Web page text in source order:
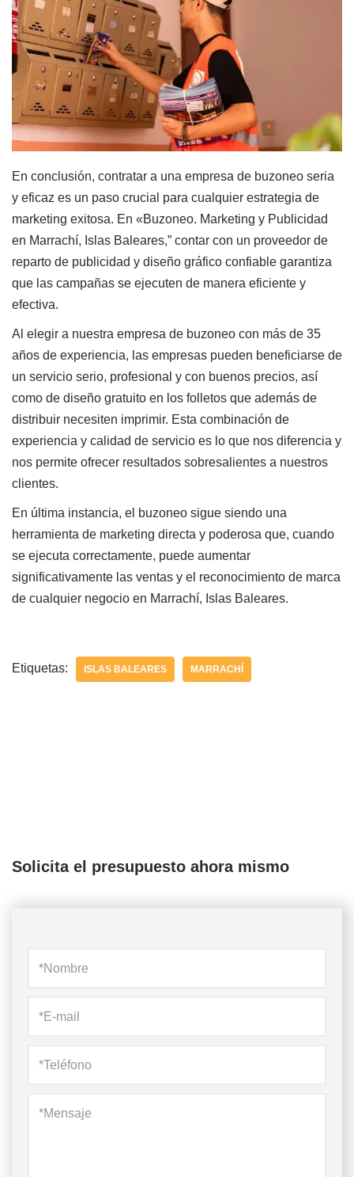
En conclusión, contratar a una empresa de buzoneo seria
y eficaz es un paso crucial para cualquier estrategia de
marketing exitosa. En «Buzoneo. Marketing y Publicidad
en Marrachí, Islas Baleares,” contar con un proveedor de
reparto de publicidad y diseño gráfico confiable garantiza
que las campañas se ejecuten de manera eficiente y
efectiva.
Al elegir a nuestra empresa de buzoneo con más de 35
años de experiencia, las empresas pueden beneficiarse de
un servicio serio, profesional y con buenos precios, así
como de diseño gratuito en los folletos que además de
distribuir necesiten imprimir. Esta combinación de
experiencia y calidad de servicio es lo que nos diferencia y
nos permite ofrecer resultados sobresalientes a nuestros
clientes.
En última instancia, el buzoneo sigue siendo una
herramienta de marketing directa y poderosa que, cuando
se ejecuta correctamente, puede aumentar
significativamente las ventas y el reconocimiento de marca
de cualquier negocio en Marrachí, Islas Baleares.
Etiquetas: ISLAS BALEARES MARRACHÍ
Solicita el presupuesto ahora mismo